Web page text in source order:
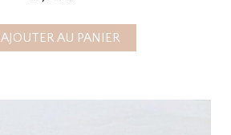
AJOUTER AU PANIER